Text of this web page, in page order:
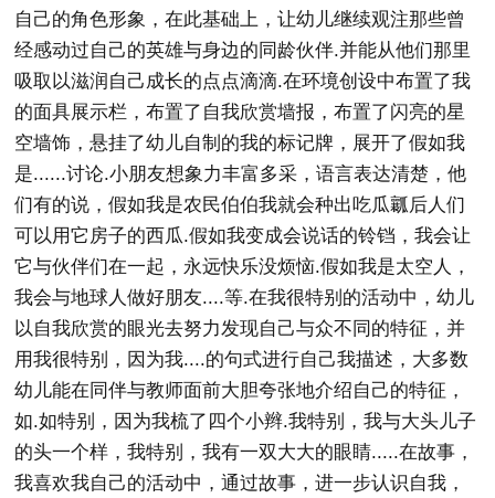
自己的角色形象，在此基础上，让幼儿继续观注那些曾
经感动过自己的英雄与身边的同龄伙伴.并能从他们那里
吸取以滋润自己成长的点点滴滴.在环境创设中布置了我
的面具展示栏，布置了自我欣赏墙报，布置了闪亮的星
空墙饰，悬挂了幼儿自制的我的标记牌，展开了假如我
是......讨论.小朋友想象力丰富多采，语言表达清楚，他
们有的说，假如我是农民伯伯我就会种出吃瓜瓤后人们
可以用它房子的西瓜.假如我变成会说话的铃铛，我会让
它与伙伴们在一起，永远快乐没烦恼.假如我是太空人，
我会与地球人做好朋友....等.在我很特别的活动中，幼儿
以自我欣赏的眼光去努力发现自己与众不同的特征，并
用我很特别，因为我....的句式进行自己我描述，大多数
幼儿能在同伴与教师面前大胆夸张地介绍自己的特征，
如.如特别，因为我梳了四个小辫.我特别，我与大头儿子
的头一个样，我特别，我有一双大大的眼睛.....在故事，
我喜欢我自己的活动中，通过故事，进一步认识自我，